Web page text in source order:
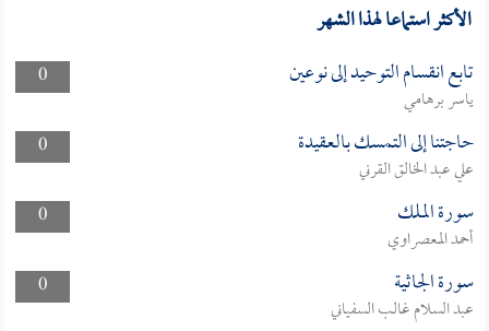
الأكثر استماعا لهذا الشهر
0 تابع انقسام التوحيد إلى نوعين
ياسر برهامي
0
حاجتنا إلى التمسك بالعقيدة
علي عبد الخالق القرني
0
سورة الملك
أحمد المعصراوي
0
سورة الجاثية
عبد السلام غالب السفياني